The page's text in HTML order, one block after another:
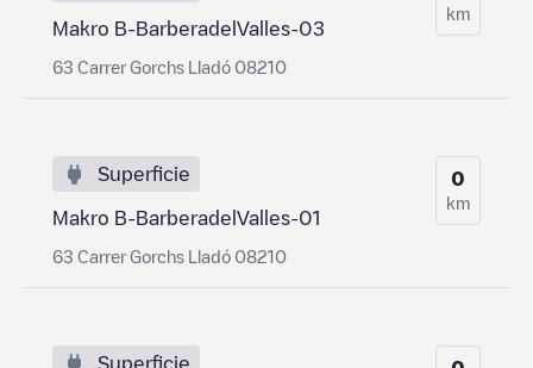
Makro B-BarberadelValles-03
63 Carrer Gorchs Lladó 08210
km
Superficie
Makro B-BarberadelValles-01
63 Carrer Gorchs Lladó 08210
0
km
Superficie